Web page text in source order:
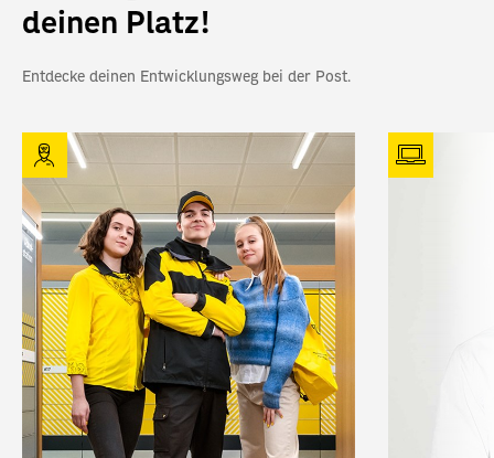
deinen Platz!
Entdecke deinen Entwicklungsweg bei der Post.